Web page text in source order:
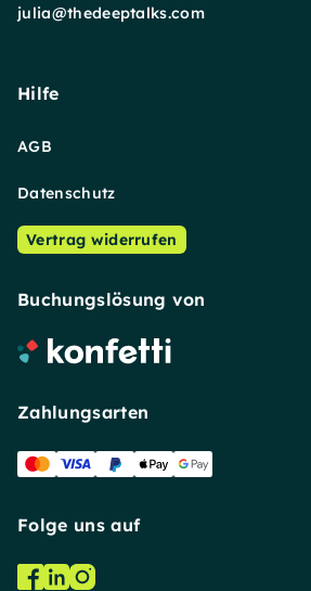
julia@thedeeptalks.com
Hilfe
AGB
Datenschutz
Vertrag widerrufen
Buchungslösung von
Zahlungsarten
Folge uns auf